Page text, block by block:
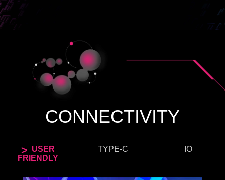
CONNECTIVITY
USER
FRIENDLY
TYPE-C IO